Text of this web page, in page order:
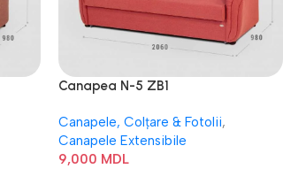
Canapea N-5 ZB1
Canapele, Colțare & Fotolii,
Canapele Extensibile
9,000 MDL